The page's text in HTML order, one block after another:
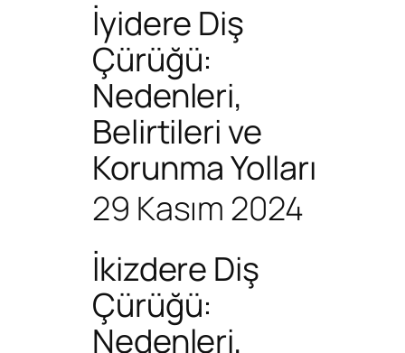
İyidere Diş
Çürüğü:
Nedenleri,
Belirtileri ve
Korunma Yolları
29 Kasım 2024
İkizdere Diş
Çürüğü:
Nedenleri,